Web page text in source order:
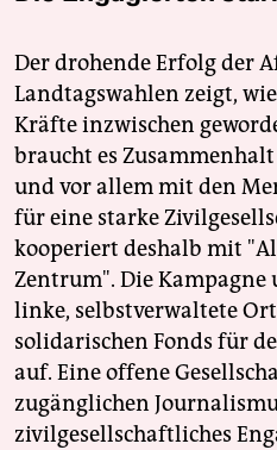
Der drohende Erfolg der
Landtagswahlen zeigt,
Kräfte inzwischen
braucht es
und vor allem mit den
für eine starke
kooperiert deshalb mit
Zentrum". Die
linke, selbstverwaltete
solidarischen Fonds für
auf. Eine offene
zugänglichen
zivilgesellschaftliches